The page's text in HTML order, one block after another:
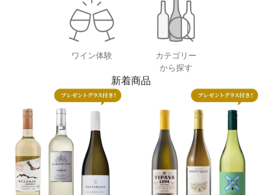
ワイン体験
カテゴリー
から探す
新着商品